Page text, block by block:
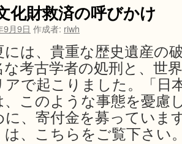
化財救済の呼びかけ
9月9日 作成者: riwh
は、貴重な歴史遺産の
な考古学者の処刑と、世
アで起こりました。「日
、このような事態を憂慮
に、寄付金を募っていま
、こちらをご覧下さい